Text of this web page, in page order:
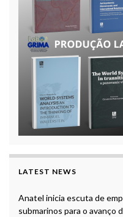
LATEST NEWS
Anatel inicia escuta de
submarinos para o avanço